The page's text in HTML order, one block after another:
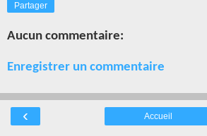
Partager
Aucun commentaire:
Enregistrer un commentaire
‹ Accueil